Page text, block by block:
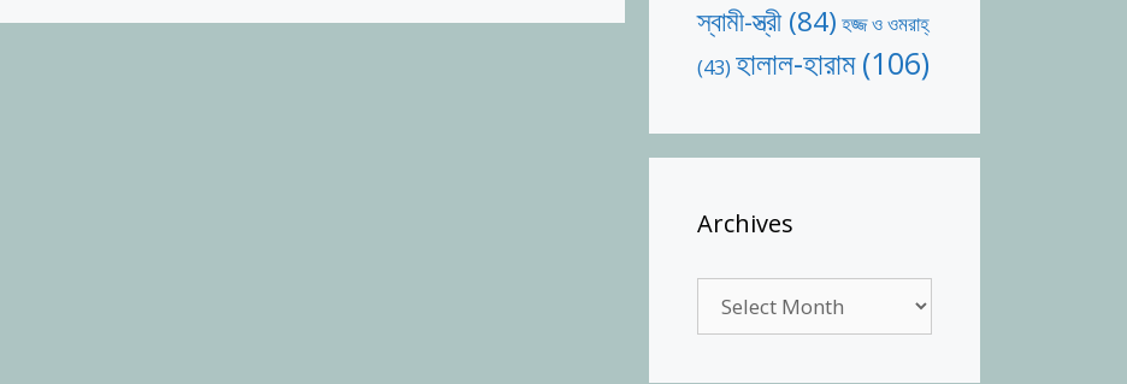
স্বামী-স্ত্রী(84) হজ্জ ও ওমরাহ্‌
(43) হালাল-হারাম(106)
Archives